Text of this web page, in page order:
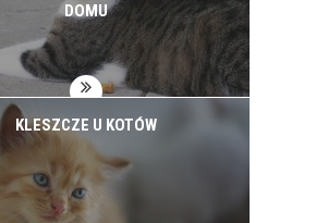
DOMU
KLESZCZE U KOTÓW